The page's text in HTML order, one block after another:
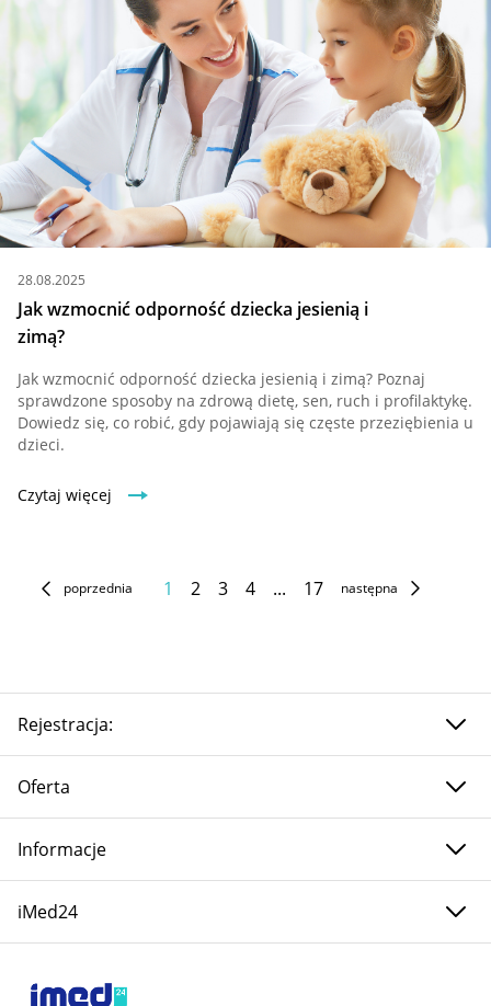
28.08.2025
Jak wzmocnić odporność dziecka jesienią i
zimą?
Jak wzmocnić odporność dziecka jesienią i zimą? Poznaj
sprawdzone sposoby na zdrową dietę, sen, ruch i profilaktykę.
Dowiedz się, co robić, gdy pojawiają się częste przeziębienia u
dzieci.
Czytaj więcej
poprzednia 1 2 3 4 ... 17 następna
Rejestracja:
Oferta
Informacje
iMed24